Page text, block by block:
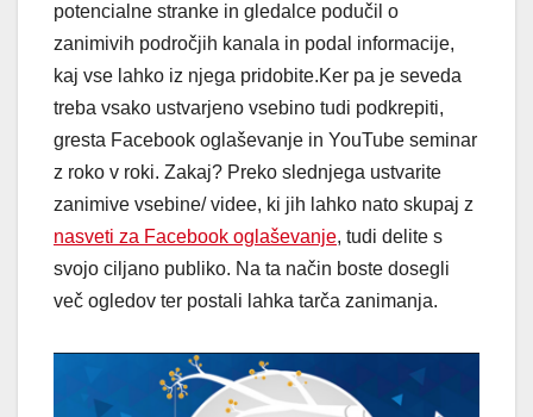
potencialne stranke in gledalce podučil o
zanimivih področjih kanala in podal informacije,
kaj vse lahko iz njega pridobite.Ker pa je seveda
treba vsako ustvarjeno vsebino tudi podkrepiti,
gresta Facebook oglaševanje in YouTube seminar
z roko v roki. Zakaj? Preko slednjega ustvarite
zanimive vsebine/ videe, ki jih lahko nato skupaj z
nasveti za Facebook oglaševanje, tudi delite s
svojo ciljano publiko. Na ta način boste dosegli
več ogledov ter postali lahka tarča zanimanja.